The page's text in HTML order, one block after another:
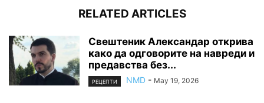
RELATED ARTICLES
Свештеник Александар открива
како да одговорите на навреди и
предавства без...
РЕЦЕПТИ NMD - May 19, 2026